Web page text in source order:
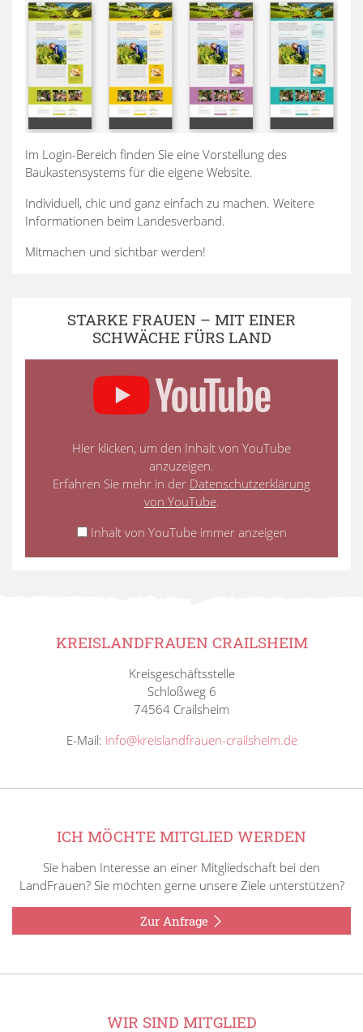
Im Login-Bereich finden Sie eine Vorstellung des
Baukastensystems für die eigene Website.
Individuell, chic und ganz einfach zu machen. Weitere
Informationen beim Landesverband.
Mitmachen und sichtbar werden!
STARKE FRAUEN – MIT EINER
SCHWÄCHE FÜRS LAND
Hier klicken, um den Inhalt von YouTube
anzuzeigen.
Erfahren Sie mehr in der Datenschutzerklärung
von YouTube.
Inhalt von YouTube immer anzeigen
KREISLANDFRAUEN CRAILSHEIM
Kreisgeschäftsstelle
Schloßweg 6
74564 Crailsheim
E-Mail: info@kreislandfrauen-crailsheim.de
ICH MÖCHTE MITGLIED WERDEN
Sie haben Interesse an einer Mitgliedschaft bei den
LandFrauen? Sie möchten gerne unsere Ziele unterstützen?
Zur Anfrage
WIR SIND MITGLIED